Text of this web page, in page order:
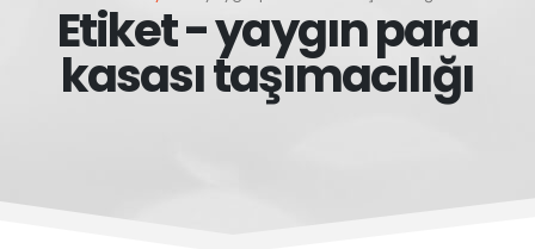
Etiket - yaygın para
kasası taşımacılığı